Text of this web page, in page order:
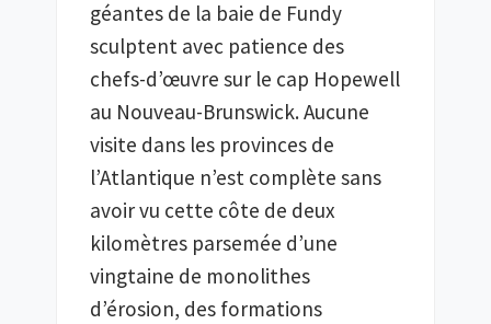
géantes de la baie de Fundy
sculptent avec patience des
chefs-d’œuvre sur le cap Hopewell
au Nouveau-Brunswick. Aucune
visite dans les provinces de
l’Atlantique n’est complète sans
avoir vu cette côte de deux
kilomètres parsemée d’une
vingtaine de monolithes
d’érosion, des formations